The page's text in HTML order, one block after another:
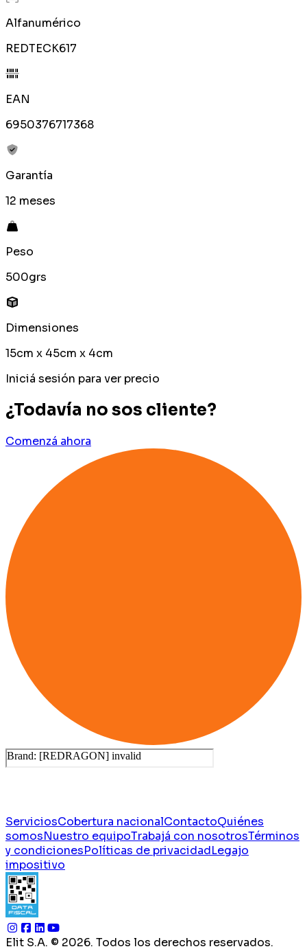
Alfanumérico
REDTECK617
EAN
6950376717368
Garantía
12 meses
Peso
500grs
Dimensiones
15cm x 45cm x 4cm
Iniciá sesión para ver precio
¿Todavía no sos cliente?
Comenzá ahora
ServiciosCobertura nacionalContactoQuiénes
somosNuestro equipoTrabajá con nosotrosTérminos
y condicionesPolíticas de privacidadLegajo
impositivo
Elit S.A. © 2026. Todos los derechos reservados.